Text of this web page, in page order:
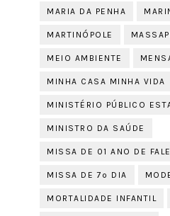
MARIA DA PENHA
MARTINÓPOLE
MEIO AMBIENTE
MINHA CASA MINHA VIDA
MINISTÉRIO PÚBLICO
MINISTRO DA SAÚDE
MISSA DE 01 ANO DE
MISSA DE 7º DIA
MORTALIDADE INFANTIL